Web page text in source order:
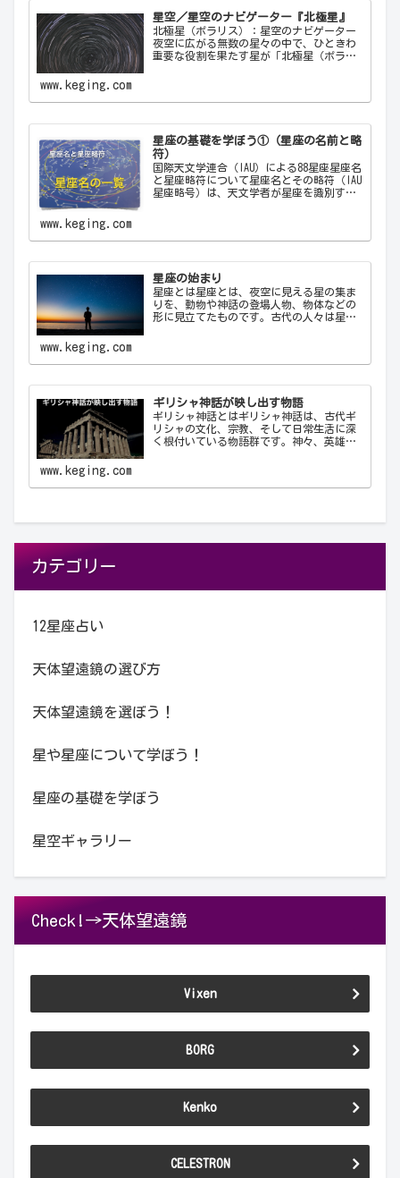
星空／星空のナビゲーター『北極星』
北極星（ポラリス）：星空のナビゲーター
夜空に広がる無数の星々の中で、ひときわ
重要な役割を果たす星が「北極星（ポラリ
では…
www.keging.com
星座の基礎を学ぼう①（星座の名前と略
符）
国際天文学連合（IAU）による88星座星座名
と星座略符について星座名とその略符（IAU
星座略号）は、天文学者が星座を識別する
ン…
www.keging.com
星座の始まり
星座とは星座とは、夜空に見える星の集ま
りを、動物や神話の登場人物、物体などの
形に見立てたものです。古代の人々は星を
おいて重要な役…
www.keging.com
ギリシャ神話が映し出す物語
ギリシャ神話とはギリシャ神話は、古代ギ
リシャの文化、宗教、そして日常生活に深
く根付いている物語群です。神々、英雄、
哲学に多大な…
www.keging.com
カテゴリー
12星座占い
天体望遠鏡の選び方
天体望遠鏡を選ぼう！
星や星座について学ぼう！
星座の基礎を学ぼう
星空ギャラリー
Check!→天体望遠鏡
Vixen
BORG
Kenko
CELESTRON